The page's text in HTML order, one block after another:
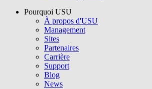
Pourquoi USU
À propos d'USU
Management
Sites
Partenaires
Carrière
Support
Blog
News